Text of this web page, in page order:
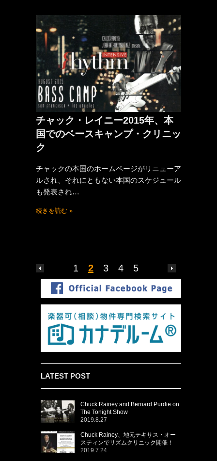
チャック・レイニー2015年、本
国でのベースキャンプ・クリニッ
ク
チャックの本国のホームページがリニューア
ルされ、それにともない本国のスケジュール
も発表され…
続きを読む »
1 2 3 4 5
LATEST POST
Chuck Rainey and Bernard Purdie on
The Tonight Show
2019.8.27
Chuck Rainey、地元テキサス・オー
スティンでリズムクリニック開催！
2019.7.24